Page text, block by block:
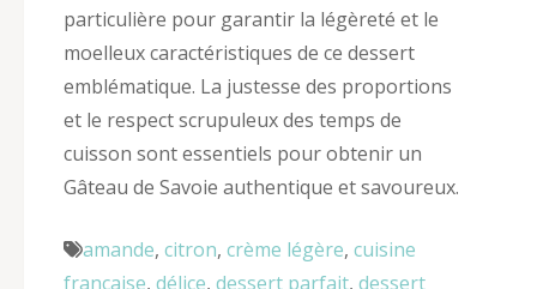
particulière pour garantir la légèreté et le
moelleux caractéristiques de ce dessert
emblématique. La justesse des proportions
et le respect scrupuleux des temps de
cuisson sont essentiels pour obtenir un
Gâteau de Savoie authentique et savoureux.
amande, citron, crème légère, cuisine
française, délice, dessert parfait, dessert